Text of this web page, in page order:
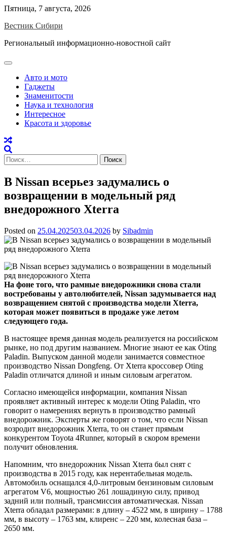
Skip
content
Пятница, 7 августа, 2026
Вестник Сибири
Региональный информационно-новостной сайт
Авто и мото
Гаджеты
Знаменитости
Наука и технология
Интересное
Красота и здоровье
Найти:
В Nissan всерьез задумались о
возвращении в модельный ряд
внедорожного Xterra
Posted on 25.04.202503.04.2026 by Sibadmin
На фоне того, что рамные внедорожники снова стали
востребованы у автолюбителей, Nissan задумывается над
возвращением снятой с производства модели Xterra,
которая может появиться в продаже уже летом
следующего года.
В настоящее время данная модель реализуется на российском
рынке, но под другим названием. Многие знают ее как Oting
Paladin. Выпуском данной модели занимается совместное
производство Nissan Dongfeng. От Xterra кроссовер Oting
Paladin отличатся длиной и иным силовым агрегатом.
Согласно имеющейся информации, компания Nissan
проявляет активный интерес к модели Oting Paladin, что
говорит о намерениях вернуть в производство рамный
внедорожник. Эксперты же говорят о том, что если Nissan
возродит внедорожник Xterra, то он станет прямым
конкурентом Toyota 4Runner, который в скором времени
получит обновления.
Напомним, что внедорожник Nissan Xterra был снят с
производства в 2015 году, как нерентабельная модель.
Автомобиль оснащался 4,0-литровым бензиновым силовым
агрегатом V6, мощностью 261 лошадиную силу, привод
задний или полный, трансмиссия автоматическая. Nissan
Xterra обладал размерами: в длину – 4522 мм, в ширину – 1788
мм, в высоту – 1763 мм, клиренс – 220 мм, колесная база –
2650 мм.